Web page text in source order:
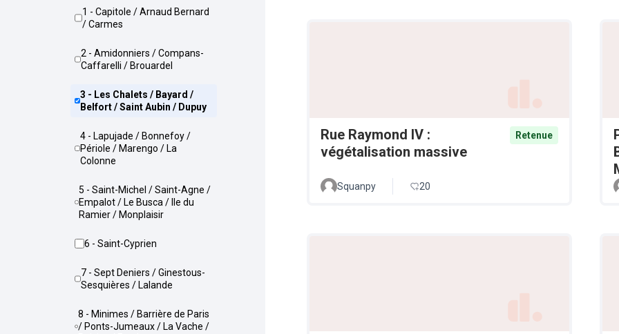
1 - Capitole / Arnaud Bernard
/ Carmes
2 - Amidonniers / Compans-
Caffarelli / Brouardel
3 - Les Chalets / Bayard /
Belfort / Saint Aubin / Dupuy
4 - Lapujade / Bonnefoy /
Périole / Marengo / La
Colonne
5 - Saint-Michel / Saint-Agne /
Empalot / Le Busca / Ile du
Ramier / Monplaisir
6 - Saint-Cyprien
7 - Sept Deniers / Ginestous-
Sesquières / Lalande
8 - Minimes / Barrière de Paris
/ Ponts-Jumeaux / La Vache /
Rue Raymond IV :
végétalisation massive
Retenue
Squanpy 20